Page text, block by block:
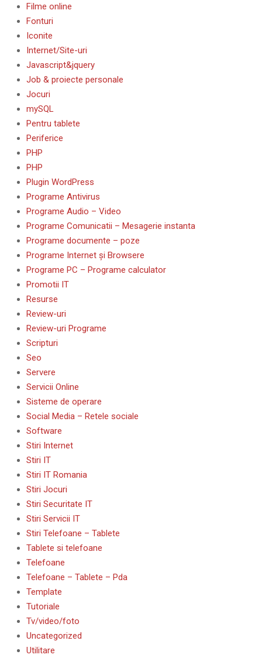
Filme online
Fonturi
Iconite
Internet/Site-uri
Javascript&jquery
Job & proiecte personale
Jocuri
mySQL
Pentru tablete
Periferice
PHP
PHP
Plugin WordPress
Programe Antivirus
Programe Audio – Video
Programe Comunicatii – Mesagerie instanta
Programe documente – poze
Programe Internet și Browsere
Programe PC – Programe calculator
Promotii IT
Resurse
Review-uri
Review-uri Programe
Scripturi
Seo
Servere
Servicii Online
Sisteme de operare
Social Media – Retele sociale
Software
Stiri Internet
Stiri IT
Stiri IT Romania
Stiri Jocuri
Stiri Securitate IT
Stiri Servicii IT
Stiri Telefoane – Tablete
Tablete si telefoane
Telefoane
Telefoane – Tablete – Pda
Template
Tutoriale
Tv/video/foto
Uncategorized
Utilitare